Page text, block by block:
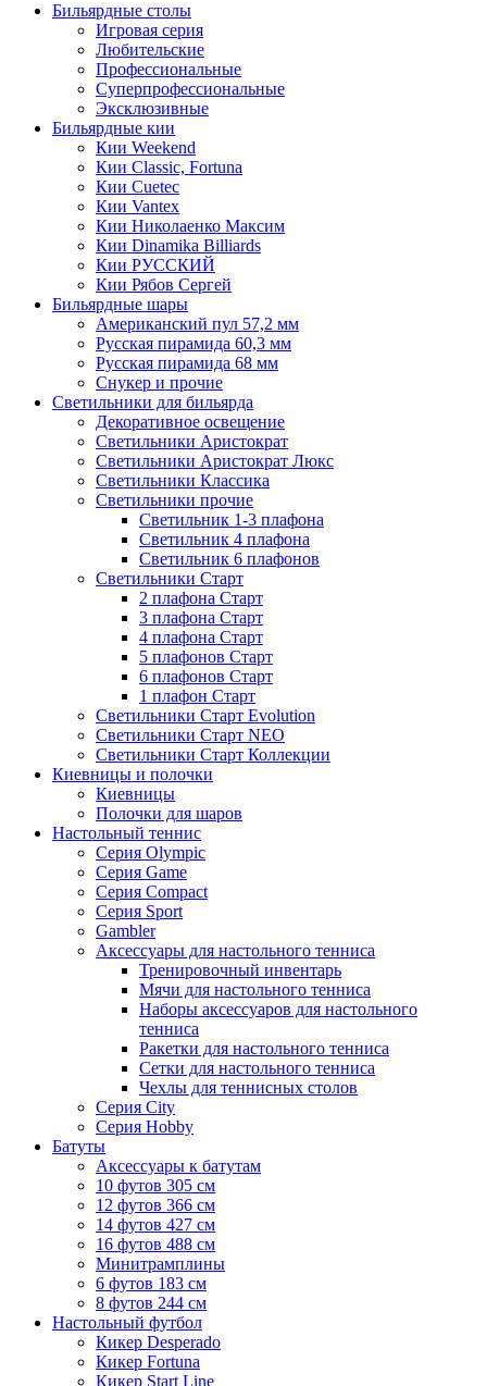
Бильярдные столы
Игровая серия
Любительские
Профессиональные
Суперпрофессиональные
Эксклюзивные
Бильярдные кии
Кии Weekend
Кии Classic, Fortuna
Кии Cuetec
Кии Vantex
Кии Николаенко Максим
Кии Dinamika Billiards
Кии РУССКИЙ
Кии Рябов Сергей
Бильярдные шары
Американский пул 57,2 мм
Русская пирамида 60,3 мм
Русская пирамида 68 мм
Снукер и прочие
Светильники для бильярда
Декоративное освещение
Светильники Аристократ
Светильники Аристократ Люкс
Светильники Классика
Светильники прочие
Светильник 1-3 плафона
Светильник 4 плафона
Светильник 6 плафонов
Светильники Старт
2 плафона Старт
3 плафона Старт
4 плафона Старт
5 плафонов Старт
6 плафонов Старт
1 плафон Старт
Светильники Старт Evolution
Светильники Старт NEO
Светильники Старт Коллекции
Киевницы и полочки
Киевницы
Полочки для шаров
Настольный теннис
Серия Olympic
Серия Game
Серия Compact
Серия Sport
Gambler
Аксессуары для настольного тенниса
Тренировочный инвентарь
Мячи для настольного тенниса
Наборы аксессуаров для настольного
тенниса
Ракетки для настольного тенниса
Сетки для настольного тенниса
Чехлы для теннисных столов
Серия City
Серия Hobby
Батуты
Аксессуары к батутам
10 футов 305 см
12 футов 366 см
14 футов 427 см
16 футов 488 см
Минитрамплины
6 футов 183 см
8 футов 244 см
Настольный футбол
Кикер Desperado
Кикер Fortuna
Кикер Start Line